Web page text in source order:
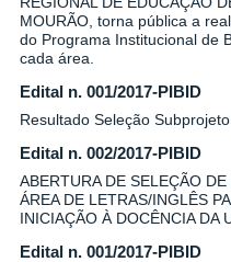
MOURÃO, torna pública a
do Programa Institucional de
cada área.
Edital n. 001/2017-PIBID
Resultado Seleção
Edital n. 002/2017-PIBID
ABERTURA DE SELEÇÃO
ÁREA DE LETRAS/INGLÊS
INICIAÇÃO À DOCÊNCIA DA
Edital n. 001/2017-PIBID